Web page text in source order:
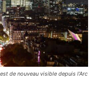
de nouveau visible depuis l’Arc